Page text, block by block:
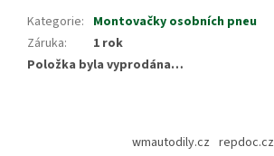
Kategorie: Montovačky osobních pneu
Záruka:
1 rok
Položka byla vyprodána…
wmautodily.cz repdoc.cz